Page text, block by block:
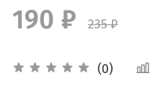
(0)
190 ₽ 235 ₽